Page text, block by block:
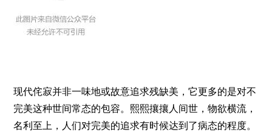
现代侘寂并非一味地或故意追求残缺美，它更多的是对不
完美这种世间常态的包容。熙熙攘攘人间世，物欲横流，
名利至上，人们对完美的追求有时候达到了病态的程度。